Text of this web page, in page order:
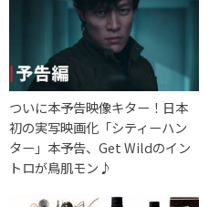
ついに本予告映像キター！日本
初の実写映画化「シティーハン
ター」本予告、Get Wildのイン
トロが鳥肌モン♪